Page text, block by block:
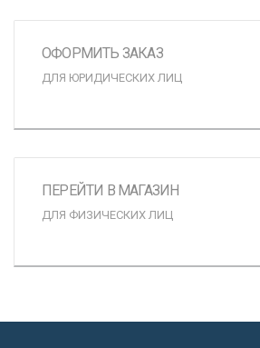
ОФОРМИТЬ ЗАКАЗ
ДЛЯ ЮРИДИЧЕСКИХ ЛИЦ
ПЕРЕЙТИ В МАГАЗИН
ДЛЯ ФИЗИЧЕСКИХ ЛИЦ